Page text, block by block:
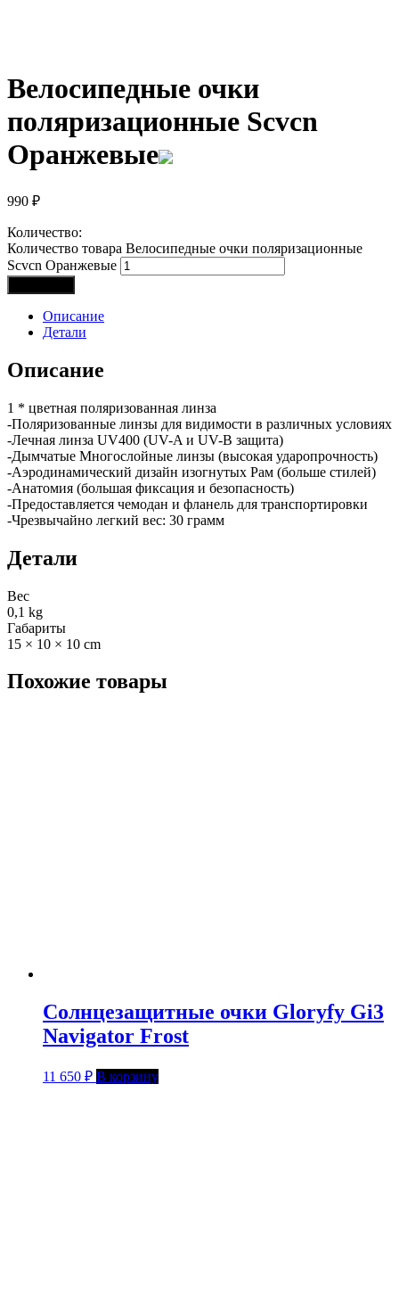
Велосипедные очки
поляризационные Scvcn
Оранжевые
990 ₽
Количество:
Количество товара Велосипедные очки поляризационные
Scvcn Оранжевые
Описание
Детали
Описание
1 * цветная поляризованная линза
-Поляризованные линзы для видимости в различных условиях
-Лечная линза UV400 (UV-A и UV-B защита)
-Дымчатые Многослойные линзы (высокая ударопрочность)
-Аэродинамический дизайн изогнутых Рам (больше стилей)
-Анатомия (большая фиксация и безопасность)
-Предоставляется чемодан и фланель для транспортировки
-Чрезвычайно легкий вес: 30 грамм
Детали
Вес
0,1 kg
Габариты
15 × 10 × 10 cm
Похожие товары
Солнцезащитные очки Gloryfy Gi3
Navigator Frost
11 650 ₽ В корзину